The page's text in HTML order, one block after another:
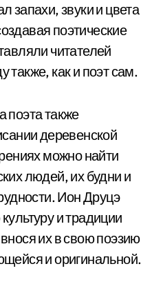
запахи, звуки и цвета
поэтические
читателей
также, как и поэт сам.
поэта также
деревенской
можно найти
людей, их будни и
Ион Друцэ
и традиции
их в свою поэзию
и оригинальной.